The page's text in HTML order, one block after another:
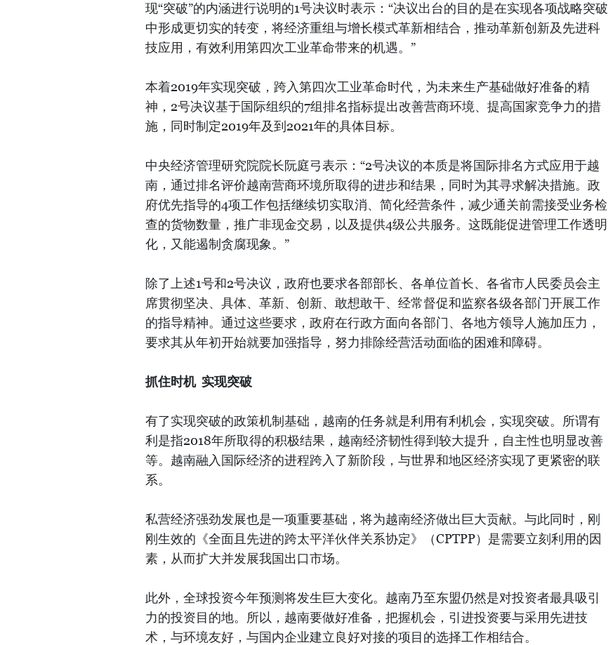
现“突破”的内涵进行说明的1号决议时表示：“决议出台的目的是在实现各项战略突破
中形成更切实的转变，将经济重组与增长模式革新相结合，推动革新创新及先进科
技应用，有效利用第四次工业革命带来的机遇。”
本着2019年实现突破，跨入第四次工业革命时代，为未来生产基础做好准备的精
神，2号决议基于国际组织的7组排名指标提出改善营商环境、提高国家竞争力的措
施，同时制定2019年及到2021年的具体目标。
中央经济管理研究院院长阮庭弓表示：“2号决议的本质是将国际排名方式应用于越
南，通过排名评价越南营商环境所取得的进步和结果，同时为其寻求解决措施。政
府优先指导的4项工作包括继续切实取消、简化经营条件，减少通关前需接受业务检
查的货物数量，推广非现金交易，以及提供4级公共服务。这既能促进管理工作透明
化，又能遏制贪腐现象。”
除了上述1号和2号决议，政府也要求各部部长、各单位首长、各省市人民委员会主
席贯彻坚决、具体、革新、创新、敢想敢干、经常督促和监察各级各部门开展工作
的指导精神。通过这些要求，政府在行政方面向各部门、各地方领导人施加压力，
要求其从年初开始就要加强指导，努力排除经营活动面临的困难和障碍。
抓住时机 实现突破
有了实现突破的政策机制基础，越南的任务就是利用有利机会，实现突破。所谓有
利是指2018年所取得的积极结果，越南经济韧性得到较大提升，自主性也明显改善
等。越南融入国际经济的进程跨入了新阶段，与世界和地区经济实现了更紧密的联
系。
私营经济强劲发展也是一项重要基础，将为越南经济做出巨大贡献。与此同时，刚
刚生效的《全面且先进的跨太平洋伙伴关系协定》（CPTPP）是需要立刻利用的因
素，从而扩大并发展我国出口市场。
此外，全球投资今年预测将发生巨大变化。越南乃至东盟仍然是对投资者最具吸引
力的投资目的地。所以，越南要做好准备，把握机会，引进投资要与采用先进技
术，与环境友好，与国内企业建立良好对接的项目的选择工作相结合。